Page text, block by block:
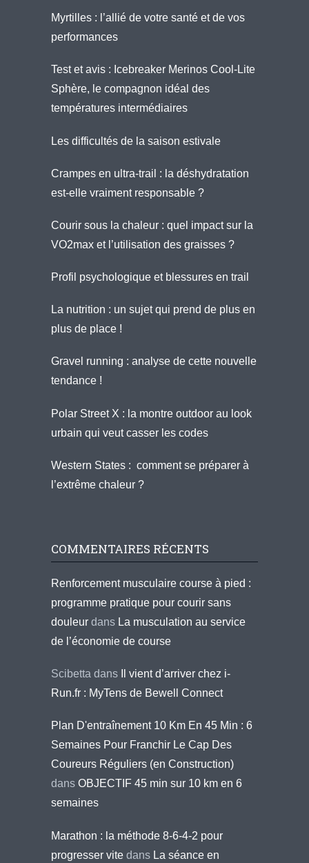
Myrtilles : l’allié de votre santé et de vos
performances
Test et avis : Icebreaker Merinos Cool-Lite
Sphère, le compagnon idéal des
températures intermédiaires
Les difficultés de la saison estivale
Crampes en ultra-trail : la déshydratation
est-elle vraiment responsable ?
Courir sous la chaleur : quel impact sur la
VO2max et l’utilisation des graisses ?
Profil psychologique et blessures en trail
La nutrition : un sujet qui prend de plus en
plus de place !
Gravel running : analyse de cette nouvelle
tendance !
Polar Street X : la montre outdoor au look
urbain qui veut casser les codes
Western States : comment se préparer à
l’extrême chaleur ?
COMMENTAIRES RÉCENTS
Renforcement musculaire course à pied :
programme pratique pour courir sans
douleur dans La musculation au service
de l’économie de course
Scibetta dans
Il vient d’arriver chez i-
Run.fr : MyTens de Bewell Connect
Plan D'entraînement 10 Km En 45 Min : 6
Semaines Pour Franchir Le Cap Des
Coureurs Réguliers (en Construction)
dans OBJECTIF 45 min sur 10 km en 6
semaines
Marathon : la méthode 8-6-4-2 pour
progresser vite dans La séance en